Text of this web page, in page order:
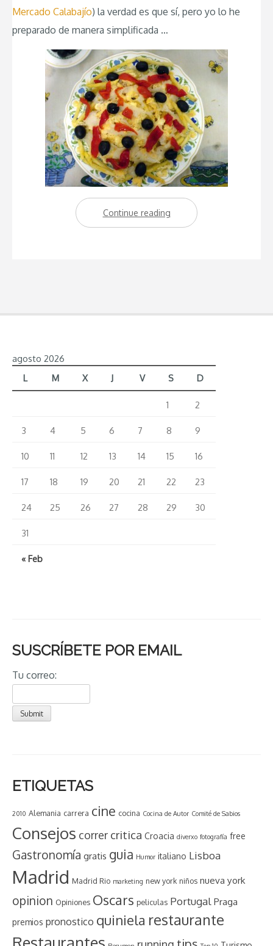
Mercado Calabajío) la verdad es que sí, pero yo lo he
preparado de manera simplificada …
Continue reading “Cocina
con
agosto 2026
L
M X J V S D
« Feb
1 2
3 4 5 6 7 8 9
10 11 12 13 14 15 16
17 18 19 20 21 22 23
24 25 26 27 28 29 30
31
SUSCRÍBETE POR EMAIL
Tu correo:
ETIQUETAS
2010 Alemania carrera cine cocina Cocina de Autor Comité de Sabios
Consejos correr critica Croacia diverxo fotografía free
Gastronomía gratis guia Humor italiano Lisboa
Madrid Madrid Rio marketing new york niños nueva york
opinion Opiniones Oscars peliculas Portugal Praga
premios pronostico quiniela restaurante